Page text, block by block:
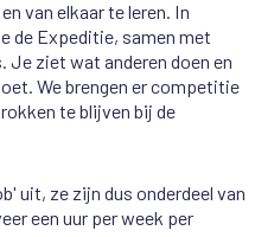
van elkaar te leren. In
de Expeditie, samen met
ziet wat anderen doen en
We brengen er competitie
te blijven bij de
uit, ze zijn dus onderdeel van
een uur per week per